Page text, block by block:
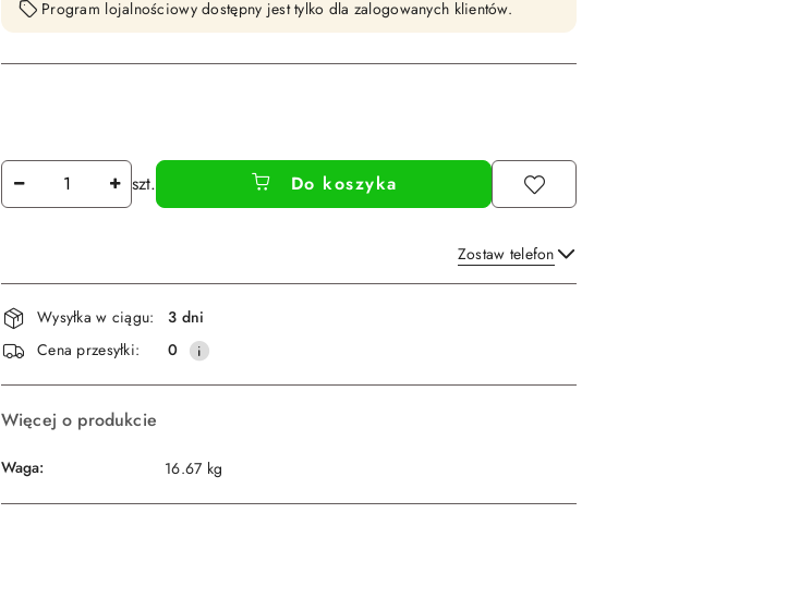
Program lojalnościowy dostępny jest tylko dla zalogowanych klientów.
Ilość szt. Do koszyka
Zostaw telefon
Wyślij
Dostępność
i
dostawa
Wysyłka w ciągu:
3 dni
Cena przesyłki:
0
Więcej o produkcie
Waga: 16.67 kg